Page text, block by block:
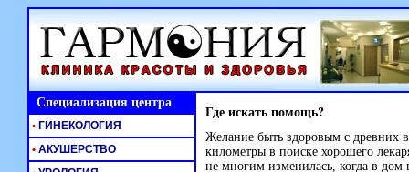
Специализация центра Где искать помощь?
Желание быть здоровым с древних
километры в поиске хорошего
не многим изменилась, когда в дом
• ГИНЕКОЛОГИЯ
• АКУШЕРСТВО